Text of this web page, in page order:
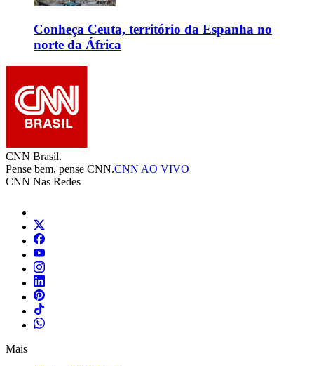
Conheça Ceuta, território da Espanha no
norte da África
CNN Brasil.
Pense bem, pense CNN.CNN AO VIVO
CNN Nas Redes
Mais